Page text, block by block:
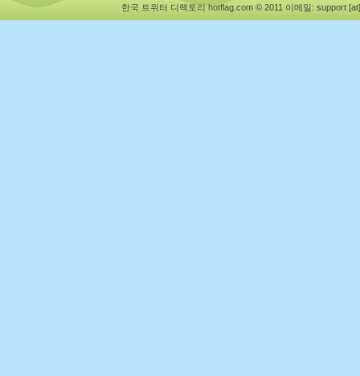
한국 트위터 디렉토리 hotflag.com © 2011 이메일: support